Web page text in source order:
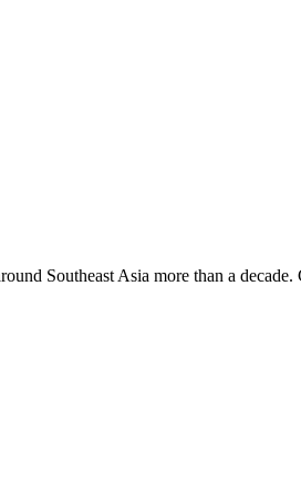
Southeast Asia more than a